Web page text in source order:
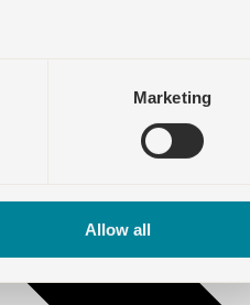
Marketing
Allow all